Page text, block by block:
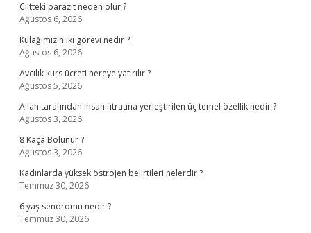
Ciltteki parazit neden olur ?
Ağustos 6, 2026
Kulağımızın iki görevi nedir ?
Ağustos 6, 2026
Avcılık kurs ücreti nereye yatırılır ?
Ağustos 5, 2026
Allah tarafından insan fıtratına yerleştirilen üç temel özellik nedir ?
Ağustos 3, 2026
8 Kaça Bolunur ?
Ağustos 3, 2026
Kadınlarda yüksek östrojen belirtileri nelerdir ?
Temmuz 30, 2026
6 yaş sendromu nedir ?
Temmuz 30, 2026